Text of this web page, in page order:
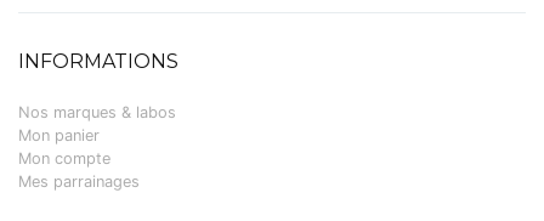
INFORMATIONS
Nos marques & labos
Mon panier
Mon compte
Mes parrainages